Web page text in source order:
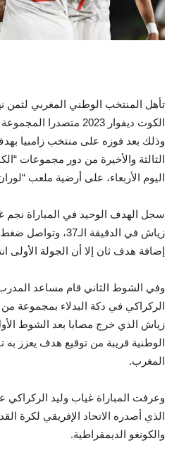
تأهل المنتخب الوطني المغربي لثمن
وذلك بعد فوزه على منتخب زامبيا
الثالثة والأخيرة من دور مجموعات
اليوم الأربعاء، على أرضية ملعب
سجل الهدف الوحيد في المباراة
زياش في الدقيقة
إضافة هدف ثان إلا أن الجولة
وفي الشوط الثاني قام مساعد
الركراكي في دكة البدلاء بمجموعة من
زياش الذي خرج مصابا بعد الشوط
الوطنية قريبة من توقيع هدف يعزز به
المغرب.
وعرفت المباراة غياب وليد الركراكي
الذي أصدره الاتحاد الإفريقي لكرة
والكونغو الديمقراطية.